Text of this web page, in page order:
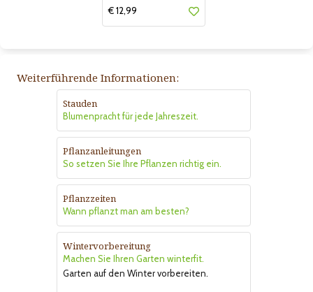
€ 12,99
Weiterführende Informationen:
Stauden
Blumenpracht für jede Jahreszeit.
Pflanzanleitungen
So setzen Sie Ihre Pflanzen richtig ein.
Pflanzzeiten
Wann pflanzt man am besten?
Wintervorbereitung
Machen Sie Ihren Garten winterfit.
Garten auf den Winter vorbereiten.